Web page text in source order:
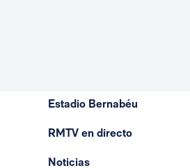
Estadio Bernabéu
RMTV en directo
Noticias